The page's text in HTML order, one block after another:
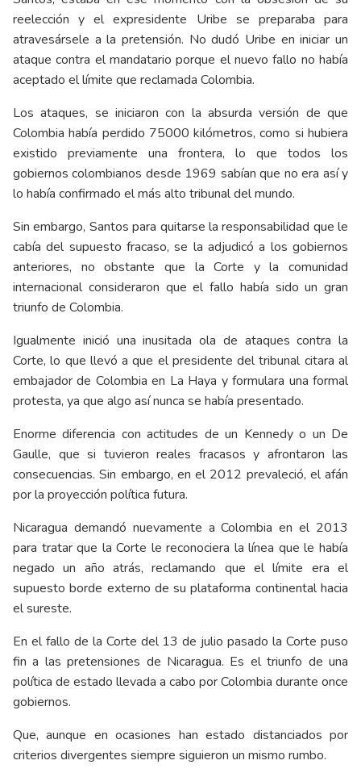
reelección y el expresidente Uribe se preparaba para
atravesársele a la pretensión. No dudó Uribe en iniciar un
ataque contra el mandatario porque el nuevo fallo no había
aceptado el límite que reclamada Colombia.
Los ataques, se iniciaron con la absurda versión de que
Colombia había perdido 75000 kilómetros, como si hubiera
existido previamente una frontera, lo que todos los
gobiernos colombianos desde 1969 sabían que no era así y
lo había confirmado el más alto tribunal del mundo.
Sin embargo, Santos para quitarse la responsabilidad que le
cabía del supuesto fracaso, se la adjudicó a los gobiernos
anteriores, no obstante que la Corte y la comunidad
internacional consideraron que el fallo había sido un gran
triunfo de Colombia.
Igualmente inició una inusitada ola de ataques contra la
Corte, lo que llevó a que el presidente del tribunal citara al
embajador de Colombia en La Haya y formulara una formal
protesta, ya que algo así nunca se había presentado.
Enorme diferencia con actitudes de un Kennedy o un De
Gaulle, que si tuvieron reales fracasos y afrontaron las
consecuencias. Sin embargo, en el 2012 prevaleció, el afán
por la proyección política futura.
Nicaragua demandó nuevamente a Colombia en el 2013
para tratar que la Corte le reconociera la línea que le había
negado un año atrás, reclamando que el límite era el
supuesto borde externo de su plataforma continental hacia
el sureste.
En el fallo de la Corte del 13 de julio pasado la Corte puso
fin a las pretensiones de Nicaragua. Es el triunfo de una
política de estado llevada a cabo por Colombia durante once
gobiernos.
Que, aunque en ocasiones han estado distanciados por
criterios divergentes siempre siguieron un mismo rumbo.